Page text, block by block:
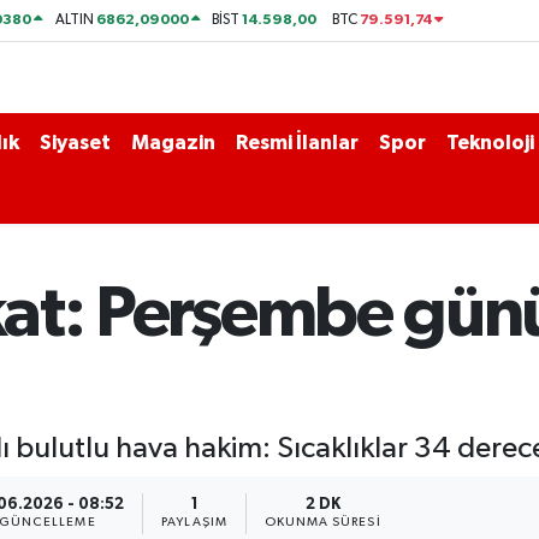
ALTIN 6862,09000 BİST14.598,00 BTC 79.591,74
Siyaset Magazin Resmi İlanlar Spor Teknoloji
Perşembe
hava hakim: Sıcaklıklar 34
- 08:52
GÜNCELLEME PAYLAŞIM
2 DK
OKUNMA SÜRESI